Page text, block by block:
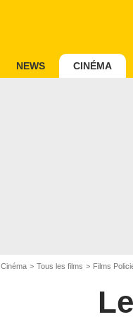
NEWS CINÉMA
Cinéma Tous les films Films